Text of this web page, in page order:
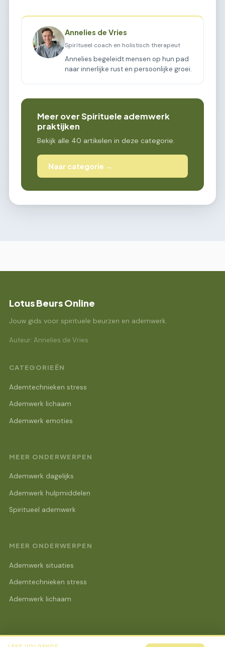
Annelies de Vries
Spiritueel coach en holistisch therapeut
Annelies begeleidt mensen op hun pad
naar innerlijke rust en persoonlijke groei.
Meer over Spirituele ademwerk
praktijken
Bekijk alle 40 artikelen in deze categorie.
Naar categorie →
Lotus Beurs Online
Jouw gids voor spirituele beurzen en ademwerk.
Auteur: Annelies de Vries
CATEGORIEËN
Ademtechnieken stress
Ademwerk lichaam
Ademwerk emoties
MEER ONDERWERPEN
Ademwerk dagelijks
Ademwerk hulpmiddelen
Spiritueel ademwerk
MEER ONDERWERPEN
Ademwerk situaties
Ademtechnieken stress
Ademwerk lichaam